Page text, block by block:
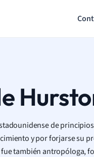
de
y por forjarse su
también antropóloga,